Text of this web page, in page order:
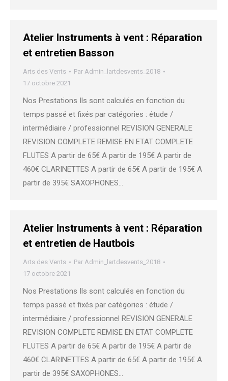
Atelier Instruments à vent : Réparation
et entretien Basson
Arts des Vents Par Admin_lartdesvents_2018
17 octobre 2021
Nos Prestations Ils sont calculés en fonction du
temps passé et fixés par catégories : étude /
intermédiaire / professionnel REVISION GENERALE
REVISION COMPLETE REMISE EN ETAT COMPLETE
FLUTES A partir de 65€ A partir de 195€ A partir de
460€ CLARINETTES A partir de 65€ A partir de 195€ A
partir de 395€ SAXOPHONES…
Atelier Instruments à vent : Réparation
et entretien de Hautbois
Arts des Vents Par Admin_lartdesvents_2018
17 octobre 2021
Nos Prestations Ils sont calculés en fonction du
temps passé et fixés par catégories : étude /
intermédiaire / professionnel REVISION GENERALE
REVISION COMPLETE REMISE EN ETAT COMPLETE
FLUTES A partir de 65€ A partir de 195€ A partir de
460€ CLARINETTES A partir de 65€ A partir de 195€ A
partir de 395€ SAXOPHONES…